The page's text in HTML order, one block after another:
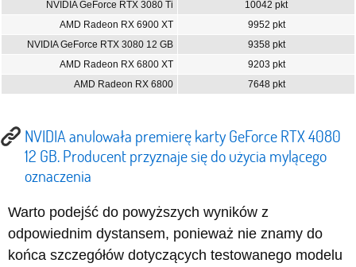
NVIDIA GeForce RTX 3080 Ti
10042 pkt
AMD Radeon RX 6900 XT
9952 pkt
NVIDIA GeForce RTX 3080 12 GB
9358 pkt
AMD Radeon RX 6800 XT
9203 pkt
AMD Radeon RX 6800
7648 pkt
NVIDIA anulowała premierę karty GeForce RTX 4080
12 GB. Producent przyznaje się do użycia mylącego
oznaczenia
Warto podejść do powyższych wyników z
odpowiednim dystansem, ponieważ nie znamy do
końca szczegółów dotyczących testowanego modelu